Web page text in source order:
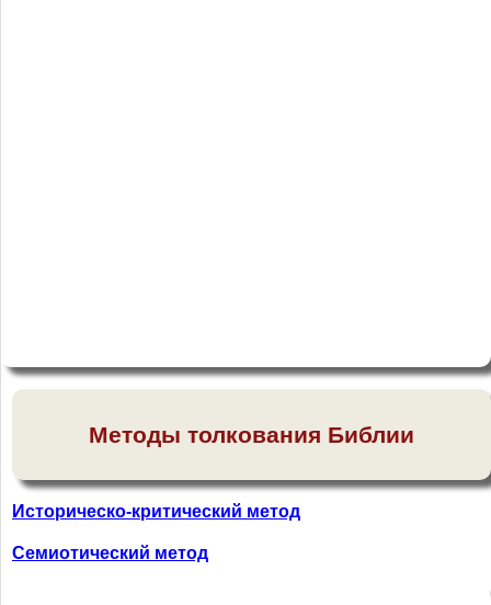
Методы толкования Библии
Историческо-критический метод
Семиотический метод